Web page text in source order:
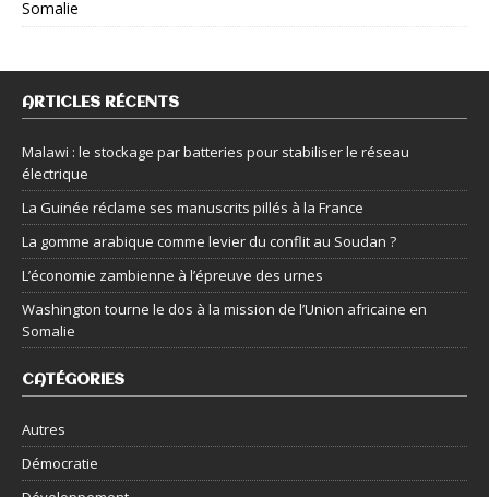
Somalie
ARTICLES RÉCENTS
Malawi : le stockage par batteries pour stabiliser le réseau
électrique
La Guinée réclame ses manuscrits pillés à la France
La gomme arabique comme levier du conflit au Soudan ?
L’économie zambienne à l’épreuve des urnes
Washington tourne le dos à la mission de l’Union africaine en
Somalie
CATÉGORIES
Autres
Démocratie